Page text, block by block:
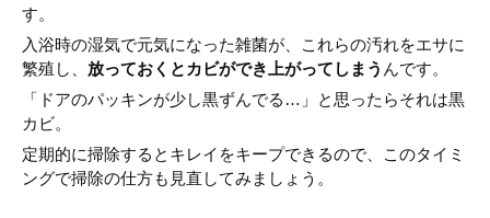
す。
入浴時の湿気で元気になった雑菌が、これらの汚れをエサに
繁殖し、 放っておくとカビができ上がってしまう んです。
「ドアのパッキンが少し黒ずんでる…」と思ったらそれは黒
カビ。
定期的に掃除するとキレイをキープできるので、このタイミ
ングで掃除の仕方も見直してみましょう。